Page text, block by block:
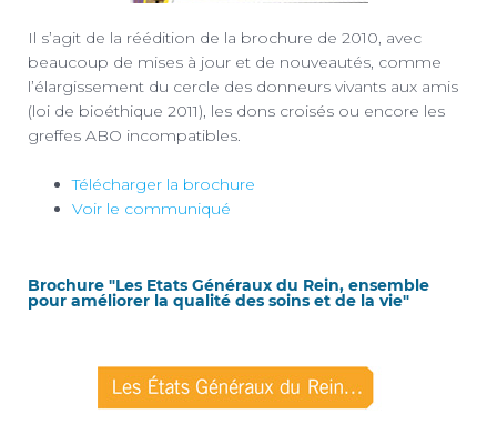
Il s’agit de la réédition de la brochure de 2010, avec
beaucoup de mises à jour et de nouveautés, comme
l’élargissement du cercle des donneurs vivants aux amis
(loi de bioéthique 2011), les dons croisés ou encore les
greffes ABO incompatibles.
Télécharger la brochure
Voir le communiqué
Brochure "Les Etats Généraux du Rein, ensemble
pour améliorer la qualité des soins et de la vie"